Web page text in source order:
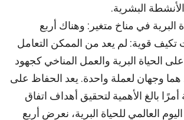
البشرية.
البرية في مناخ متغير: وهناك أربع
تكيف قوية: لم يعد من الممكن التعامل
الحياة البرية والعمل المناخي كجهود
هما وجهان لعملة واحدة. يعد الحفاظ على
أمرًا بالغ الأهمية لتحقيق أهداف اتفاق
العالمي للحياة البرية، نعرض أربع